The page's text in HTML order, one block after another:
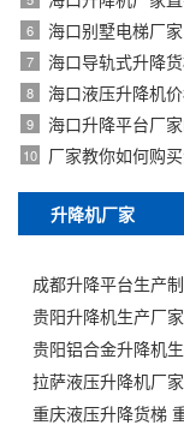
6 海口别墅电梯厂家
7 海口导轨式升降
8 海口液压升降机
9 海口升降平台厂
10 厂家教你如何购
升降机厂家
成都升降平台生产
贵阳升降机生产厂家
贵阳铝合金升降机
拉萨液压升降机厂家
重庆液压升降货梯